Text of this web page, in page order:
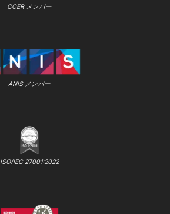
CCER メンバー
ANIS メンバー
ISO/IEC 27001:2022